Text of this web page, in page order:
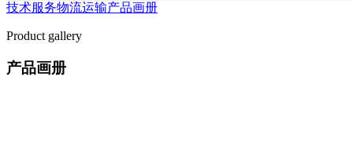
技术服务物流运输产品画册
Product gallery
产品画册